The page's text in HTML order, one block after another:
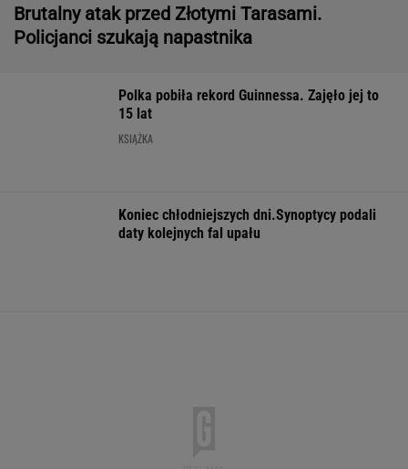
Koniec chłodniejszych dni.Synoptycy podali
daty kolejnych fal upału